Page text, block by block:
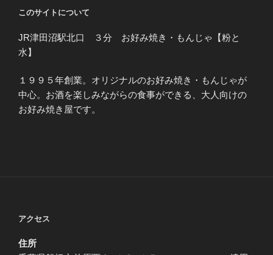
このサイトについて
JR津田沼駅北口 ３分 お好み焼き・もんじゃ【粉と
水】
１９９５年創業。オリジナルのお好み焼き・もんじゃが
中心。お酒を楽しみながらの食事ができる、大人向けの
お好み焼き屋です。
アクセス
住所